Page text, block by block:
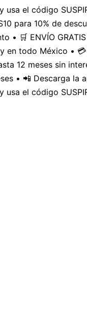
el código
para 10% de
• 🛒 ENVÍO
en todo México •
12 meses sin
• 📲 Descarga la
el código